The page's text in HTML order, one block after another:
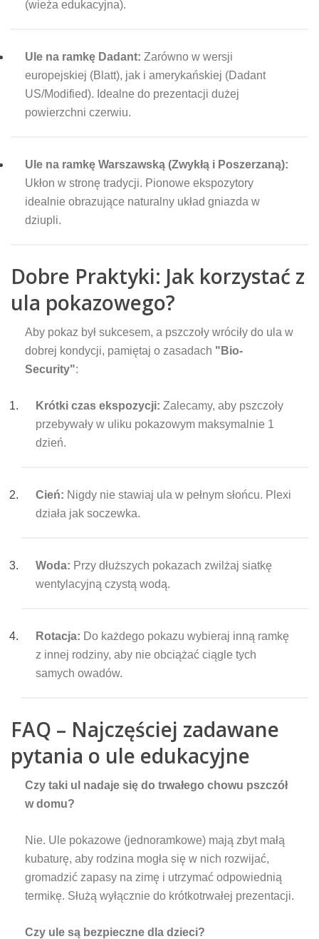
(wieża edukacyjna).
Ule na ramkę Dadant: Zarówno w wersji
europejskiej (Blatt), jak i amerykańskiej (Dadant
US/Modified). Idealne do prezentacji dużej
powierzchni czerwiu.
Ule na ramkę Warszawską (Zwykłą i Poszerzaną):
Ukłon w stronę tradycji. Pionowe ekspozytory
idealnie obrazujące naturalny układ gniazda w
dziupli.
Dobre Praktyki: Jak korzystać z
ula pokazowego?
Aby pokaz był sukcesem, a pszczoły wróciły do ula w
dobrej kondycji, pamiętaj o zasadach "Bio-
Security":
Krótki czas ekspozycji: Zalecamy, aby pszczoły
przebywały w uliku pokazowym maksymalnie 1
dzień.
Cień: Nigdy nie stawiaj ula w pełnym słońcu. Plexi
działa jak soczewka.
Woda: Przy dłuższych pokazach zwilżaj siatkę
wentylacyjną czystą wodą.
Rotacja: Do każdego pokazu wybieraj inną ramkę
z innej rodziny, aby nie obciążać ciągle tych
samych owadów.
FAQ – Najczęściej zadawane
pytania o ule edukacyjne
Czy taki ul nadaje się do trwałego chowu pszczół
w domu?
Nie. Ule pokazowe (jednoramkowe) mają zbyt małą
kubaturę, aby rodzina mogła się w nich rozwijać,
gromadzić zapasy na zimę i utrzymać odpowiednią
termikę. Służą wyłącznie do krótkotrwałej prezentacji.
Czy ule są bezpieczne dla dzieci?